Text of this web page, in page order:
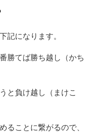
記になります。
勝てば勝ち越し（かち
と負け越し（まけこ
ることに繋がるので、